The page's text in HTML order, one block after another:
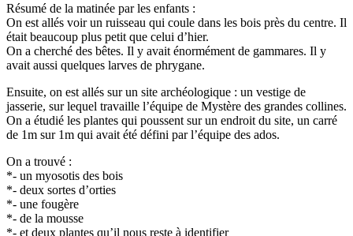
Résumé de la matinée par les enfants :
On est allés voir un ruisseau qui coule dans les bois près du centre. Il
était beaucoup plus petit que celui d’hier.
On a cherché des bêtes. Il y avait énormément de gammares. Il y
avait aussi quelques larves de phrygane.
Ensuite, on est allés sur un site archéologique : un vestige de
jasserie, sur lequel travaille l’équipe de Mystère des grandes collines.
On a étudié les plantes qui poussent sur un endroit du site, un carré
de 1m sur 1m qui avait été défini par l’équipe des ados.
On a trouvé :
*- un myosotis des bois
*- deux sortes d’orties
*- une fougère
*- de la mousse
*- et deux plantes qu’il nous reste à identifier